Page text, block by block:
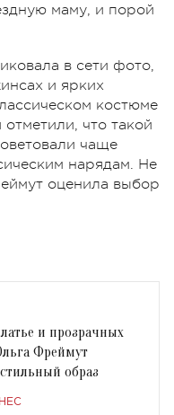
маму, и порой
в сети фото,
и ярких
костюме
что такой
чаще
нарядам. Не
оценила выбор
и прозрачных
Фреймут
образ